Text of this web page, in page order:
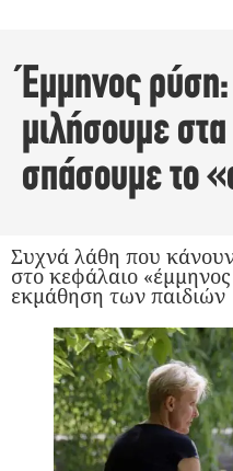
Έμμηνος
μιλήσουμε στα
σπάσουμε το
Συχνά λάθη που κάνουν
στο κεφάλαιο
εκμάθηση των παιδιών